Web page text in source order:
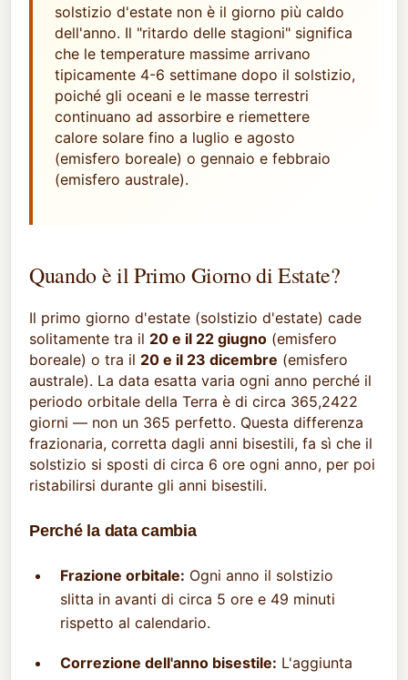
solstizio d'estate non è il giorno più caldo
dell'anno. Il "ritardo delle stagioni" significa
che le temperature massime arrivano
tipicamente 4-6 settimane dopo il solstizio,
poiché gli oceani e le masse terrestri
continuano ad assorbire e riemettere
calore solare fino a luglio e agosto
(emisfero boreale) o gennaio e febbraio
(emisfero australe).
Quando è il Primo Giorno di Estate?
Il primo giorno d'estate (solstizio d'estate) cade
solitamente tra il 20 e il 22 giugno (emisfero
boreale) o tra il 20 e il 23 dicembre (emisfero
australe). La data esatta varia ogni anno perché il
periodo orbitale della Terra è di circa 365,2422
giorni — non un 365 perfetto. Questa differenza
frazionaria, corretta dagli anni bisestili, fa sì che il
solstizio si sposti di circa 6 ore ogni anno, per poi
ristabilirsi durante gli anni bisestili.
Perché la data cambia
Frazione orbitale: Ogni anno il solstizio
slitta in avanti di circa 5 ore e 49 minuti
rispetto al calendario.
Correzione dell'anno bisestile: L'aggiunta